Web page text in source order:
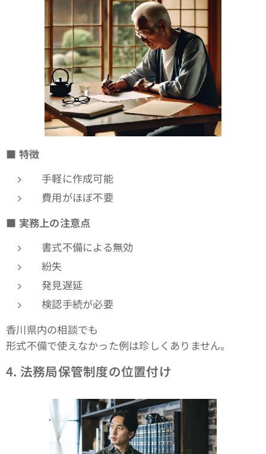
■ 特徴
手軽に作成可能
費用がほぼ不要
■ 実務上の注意点
書式不備による無効
紛失
発見遅延
検認手続が必要
香川県内の相談でも
形式不備で使えなかった例は珍しくありません。
4. 法務局保管制度の位置付け